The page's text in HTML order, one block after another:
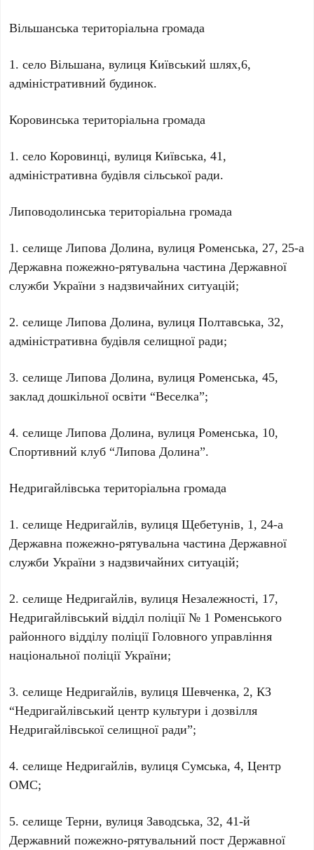
Вільшанська територіальна громада
1. село Вільшана, вулиця Київський шлях,6,
адміністративний будинок.
Коровинська територіальна громада
1. село Коровинці, вулиця Київська, 41,
адміністративна будівля сільської ради.
Липоводолинська територіальна громада
1. селище Липова Долина, вулиця Роменська, 27, 25-а
Державна пожежно-рятувальна частина Державної
служби України з надзвичайних ситуацій;
2. селище Липова Долина, вулиця Полтавська, 32,
адміністративна будівля селищної ради;
3. селище Липова Долина, вулиця Роменська, 45,
заклад дошкільної освіти “Веселка”;
4. селище Липова Долина, вулиця Роменська, 10,
Спортивний клуб “Липова Долина”.
Недригайлівська територіальна громада
1. селище Недригайлів, вулиця Щебетунів, 1, 24-а
Державна пожежно-рятувальна частина Державної
служби України з надзвичайних ситуацій;
2. селище Недригайлів, вулиця Незалежності, 17,
Недригайлівський відділ поліції № 1 Роменського
районного відділу поліції Головного управління
національної поліції України;
3. селище Недригайлів, вулиця Шевченка, 2, КЗ
“Недригайлівський центр культури і дозвілля
Недригайлівської селищної ради”;
4. селище Недригайлів, вулиця Сумська, 4, Центр
ОМС;
5. селище Терни, вулиця Заводська, 32, 41-й
Державний пожежно-рятувальний пост Державної